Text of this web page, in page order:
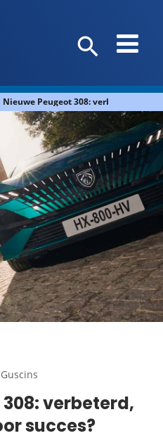
Nieuwe Peugeot 308: verbeterd, maar
verbeterd,
succes?